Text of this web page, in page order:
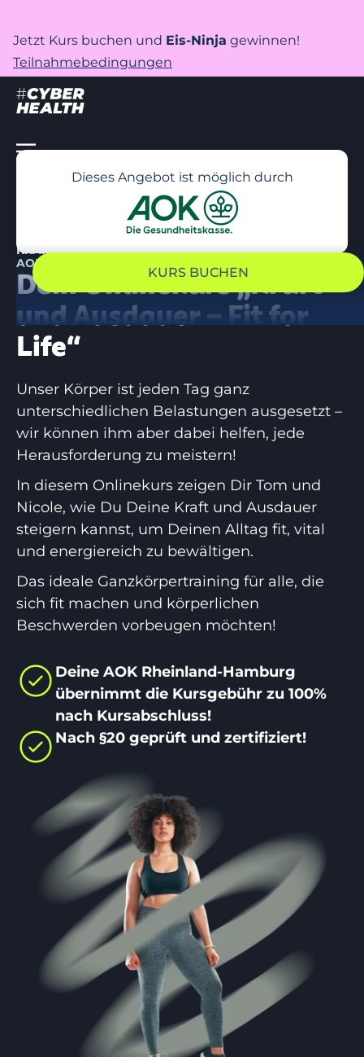
Jetzt Kurs buchen und Eis-Ninja gewinnen!
Teilnahmebedingungen
Dieses Angebot ist möglich durch
KRAFT UND ENERGIE! – UNTERSTÜTZT DURCH DEINE
AOK RHEINLAND-HAMBURG
Dein Onlinekurs „Kraft
und Ausdauer – Fit for
Life“
Unser Körper ist jeden Tag ganz
unterschiedlichen Belastungen ausgesetzt –
wir können ihm aber dabei helfen, jede
Herausforderung zu meistern!
In diesem Onlinekurs zeigen Dir Tom und
Nicole, wie Du Deine Kraft und Ausdauer
steigern kannst, um Deinen Alltag fit, vital
und energiereich zu bewältigen.
Das ideale Ganzkörpertraining für alle, die
sich fit machen und körperlichen
Beschwerden vorbeugen möchten!
Deine AOK Rheinland-Hamburg
übernimmt die Kursgebühr zu 100%
nach Kursabschluss!
Nach §20 geprüft und zertifiziert!
KURS BUCHEN